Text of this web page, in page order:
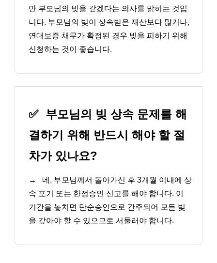
만 부모님의 빚을 갚겠다는 의사를 밝히는 것입
니다. 부모님의 빚이 상속받은 재산보다 많거나,
연대보증 채무가 확정된 경우 빚을 피하기 위해
신청하는 것이 좋습니다.
✅ 부모님의 빚 상속 문제를 해
결하기 위해 반드시 해야 할 절
차가 있나요?
→
네, 부모님께서 돌아가신 후 3개월 이내에 상
속 포기 또는 한정승인 신고를 해야 합니다. 이
기간을 놓치면 단순승인으로 간주되어 모든 빚
을 갚아야 할 수 있으므로 서둘러야 합니다.